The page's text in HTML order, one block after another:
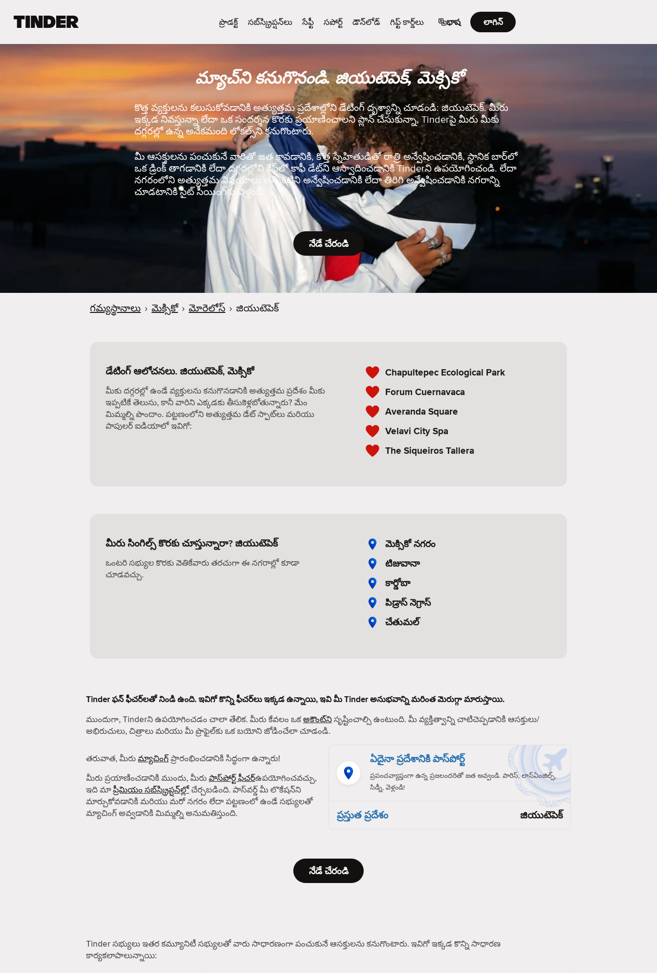
e
ప్రొడక్ట్ సబ్‌స్క్రిప్షన్‌లు సేఫ్టీ సపోర్ట్ డౌన్‌లోడ్ గిఫ్ట్ కార్డ్‌లు భాష లాగిన్
మ్యాచ్‌ని కనుగొనండి. జియుటెపెక్, మెక్సికో
కొత్త వ్యక్తులను కలుసుకోవడానికి అత్యుత్తమ ప్రదేశాల్లోని డేటింగ్ దృశ్యాన్ని చూడండి: జియుటెపెక్. మీరు
ఇక్కడ నివస్తున్నా లేదా ఒక సందర్శన కొరకు ప్రయాణించాలని ప్లాన్ చేసుకున్నా, Tinderపై మీరు మీకు
దగ్గరల్లో ఉన్న అనేకమంది లోకల్స్‌ని కనుగొంటారు.
మీ ఆసక్తులను పంచుకునే వారితో జత కావడానికి, కొత్త స్నేహితుడితో రాత్రి అన్వేషించడానికి, స్థానిక బార్‌లో
ఒక డ్రింక్ తాగడానికి లేదా దగ్గరల్లోని కేఫ్‌లో కాఫీ డేట్‌ని ఆస్వాదించడానికి Tinderని ఉపయోగించండి. లేదా
నగరంలోని అత్యుత్తమ విషయాలు అన్నింటిని అన్వేషించడానికి లేదా తిరిగి అన్వేషించడానికి నగరాన్ని
చూడటానికి సైట్ సీయింగ్‌కు వెళ్లండి.
నేడే చేరండి
గమ్యస్థానాలు › మెక్సికో › మోరెలోస్ › జియుటెపెక్
డేటింగ్ ఆలోచనలు. జియుటెపెక్, మెక్సికో
మీకు దగ్గరల్లో ఉండే వ్యక్తులను కనుగొనడానికి అత్యుత్తమ ప్రదేశం మీకు
ఇప్పటికే తెలుసు, కానీ వారిని ఎక్కడకు తీసుకెళ్లబోతున్నారు? మేం
మిమ్మల్ని పొందాం. పట్టణంలోని అత్యుత్తమ డేట్ స్పాట్‌లు మరియు
పాపులర్ ఐడియాలో ఇవిగో:
Chapultepec Ecological Park
Forum Cuernavaca
Averanda Square
Velavi City Spa
The Siqueiros Tallera
మీరు సింగిల్స్ కొరకు చూస్తున్నారా? జియుటెపెక్
ఒంటరి సభ్యుల కొరకు వెతికేవారు తరచుగా ఈ నగరాల్లో కూడా
చూడవచ్చు.
మెక్సికో నగరం
టిజువానా
కార్డోబా
పిడ్రాస్ నెగ్రాస్
చేతుమల్
Tinder ఫన్ ఫీచర్‌లతో నిండి ఉంది. ఇవిగో కొన్ని ఫీచర్‌లు ఇక్కడ ఉన్నాయి, ఇవి మీ Tinder అనుభవాన్ని మరింత మెరుగ్గా మారుస్తాయి.
ముందుగా, Tinderని ఉపయోగించడం చాలా తేలిక. మీరు కేవలం ఒకఅకౌంట్‌నిసృష్టించాల్సి ఉంటుంది. మీ వ్యక్తిత్వాన్ని చాటిచెప్పడానికి ఆసక్తులు/
అభిరుచులు, చిత్రాలు మరియు మీ ప్రొఫైల్‌కు ఒక బయోని జోడించేలా చూడండి.
తరువాత, మీరుమ్యాచింగ్ప్రారంభించడానికి సిద్ధంగా ఉన్నారు!
మీరు ప్రయాణించడానికి ముందు, మీరుపాస్‌పోర్ట్ ఫీచర్ఉపయోగించవచ్చు,
ఇది మాప్రీమియం సబ్‌స్క్రిప్షన్‌ల్లోచేర్చబడింది. పాస్‌వర్డ్ మీ లొకేషన్‌ని
మార్చుకోవడానికి మరియు మరో నగరం లేదా పట్టణంలో ఉండే సభ్యులతో
మ్యాచింగ్ అవ్వడానికి మిమ్మల్ని అనుమతిస్తుంది.
ఏదైనా ప్రదేశానికి పాస్‌పోర్ట్
ప్రపంచవ్యాప్తంగా ఉన్న ప్రజలందరితో జత అవ్వండి. పారిస్, లాస్‌ఏంజిల్స్,
సిడ్నీ, వెళ్లండి!
ప్రస్తుత ప్రదేశం జియుటెపెక్
నేడే చేరండి
Tinder సభ్యులు ఇతర కమ్యూనిటీ సభ్యులతో వారు సాధారణంగా పంచుకునే ఆసక్తులను కనుగొంటారు. ఇవిగో ఇక్కడ కొన్ని సాధారణ
కార్యకలాపాలున్నాయి: